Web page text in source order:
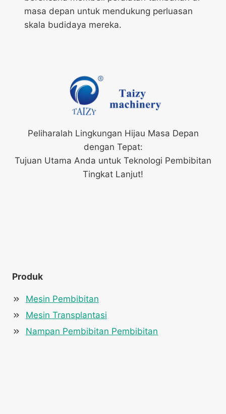
masa depan untuk mendukung perluasan
skala budidaya mereka.
Peliharalah Lingkungan Hijau Masa Depan
dengan Tepat:
Tujuan Utama Anda untuk Teknologi Pembibitan
Tingkat Lanjut!
Produk
Mesin Pembibitan
Mesin Transplantasi
Nampan Pembibitan Pembibitan